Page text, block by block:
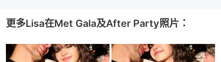
更多Lisa在Met Gala及After Party照片：